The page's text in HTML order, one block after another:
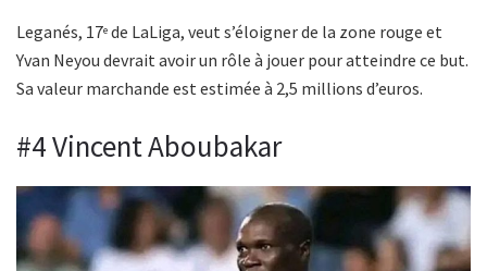
Leganés, 17e de LaLiga, veut s’éloigner de la zone rouge et
Yvan Neyou devrait avoir un rôle à jouer pour atteindre ce but.
Sa valeur marchande est estimée à 2,5 millions d’euros.
#4 Vincent Aboubakar